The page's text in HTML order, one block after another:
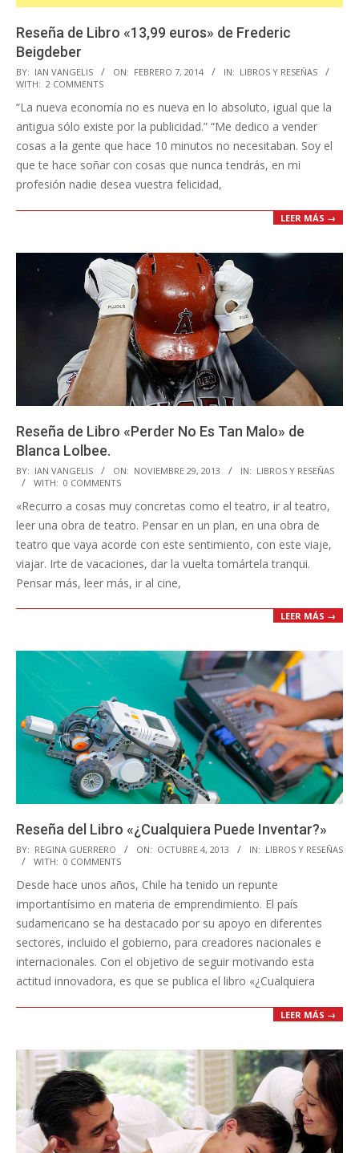
Reseña de Libro «13,99 euros» de Frederic
Beigdeber
2014-
02-
07
BY: IAN VANGELIS ON: FEBRERO 7, 2014 IN: LIBROS Y RESEÑAS
WITH: 2 COMMENTS
“La nueva economía no es nueva en lo absoluto, igual que la
antigua sólo existe por la publicidad.” “Me dedico a vender
cosas a la gente que hace 10 minutos no necesitaban. Soy el
que te hace soñar con cosas que nunca tendrás, en mi
profesión nadie desea vuestra felicidad,
LEER MÁS →
Reseña de Libro «Perder No Es Tan Malo» de
Blanca Lolbee.
2013-
11-
29
BY: IAN VANGELIS ON: NOVIEMBRE 29, 2013 IN: LIBROS Y RESEÑAS
WITH: 0 COMMENTS
«Recurro a cosas muy concretas como el teatro, ir al teatro,
leer una obra de teatro. Pensar en un plan, en una obra de
teatro que vaya acorde con este sentimiento, con este viaje,
viajar. Irte de vacaciones, dar la vuelta tomártela tranqui.
Pensar más, leer más, ir al cine,
LEER MÁS →
Reseña del Libro «¿Cualquiera Puede Inventar?»
2013-
10-
04
BY: REGINA GUERRERO ON: OCTUBRE 4, 2013 IN: LIBROS Y RESEÑAS
WITH: 0 COMMENTS
Desde hace unos años, Chile ha tenido un repunte
importantísimo en materia de emprendimiento. El país
sudamericano se ha destacado por su apoyo en diferentes
sectores, incluido el gobierno, para creadores nacionales e
internacionales. Con el objetivo de seguir motivando esta
actitud innovadora, es que se publica el libro «¿Cualquiera
LEER MÁS →